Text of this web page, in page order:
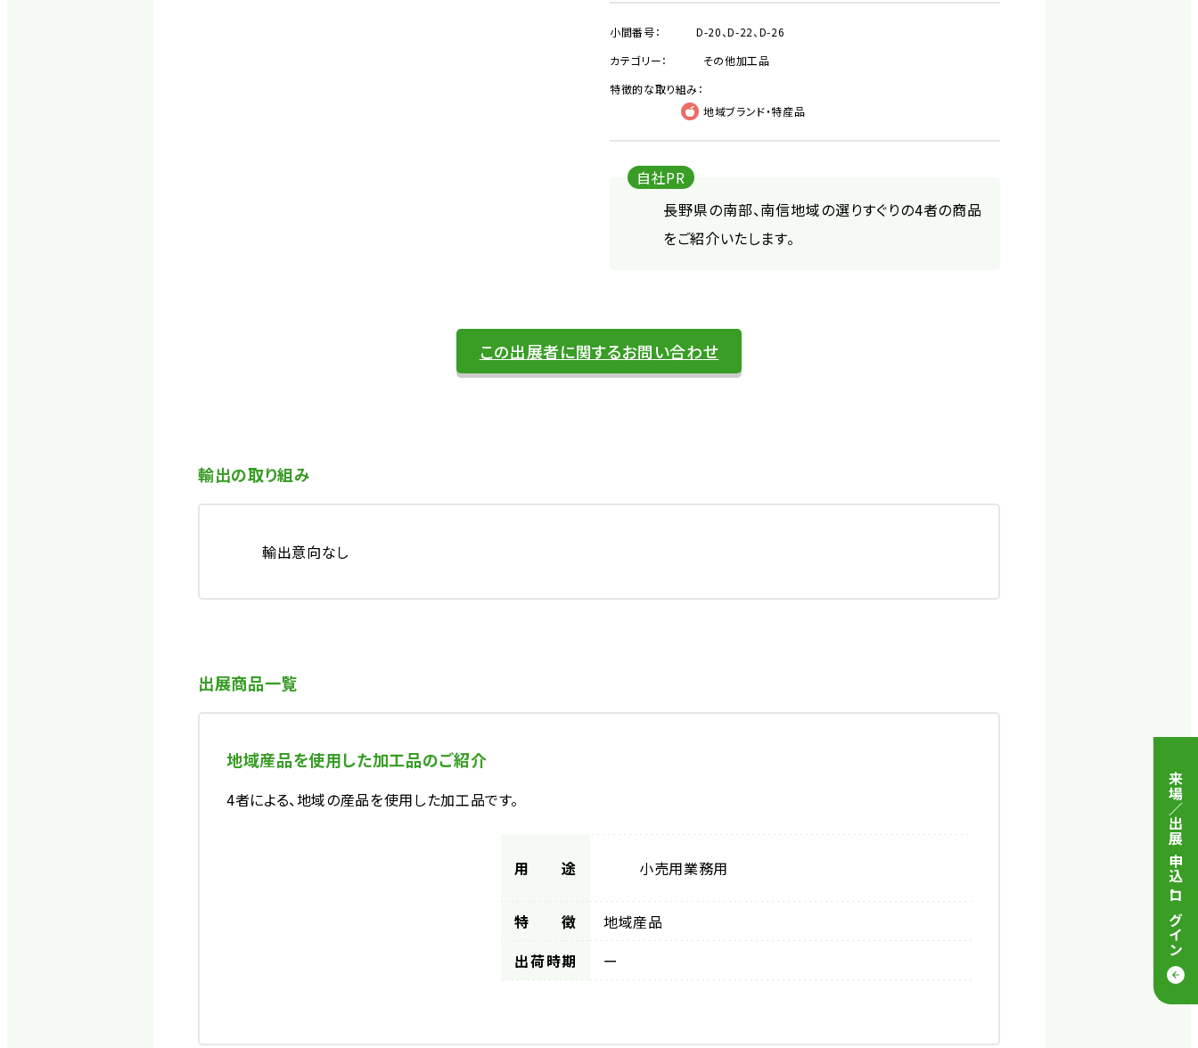
来場／出展 申込
・
ログイン
小間番号：
D-20、D-22、D-26
カテゴリー：
その他加工品
特徴的な取り組み：
地域ブランド・特産品
自社PR
長野県の南部、南信地域の選りすぐりの4者の商品
をご紹介いたします。
この出展者に関するお問い合わせ
輸出の取り組み
輸出意向なし
出展商品一覧
地域産品を使用した加工品のご紹介
4者による、地域の産品を使用した加工品です。
用途 小売用業務用
特徴
地域産品
出荷時期
ー